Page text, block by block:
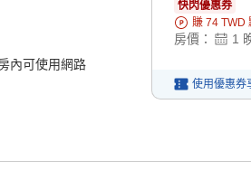
內可使用網路
快閃優惠券
賺 74 TWD
房價： 1
使用優惠券